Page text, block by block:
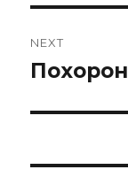
NEXT
Next